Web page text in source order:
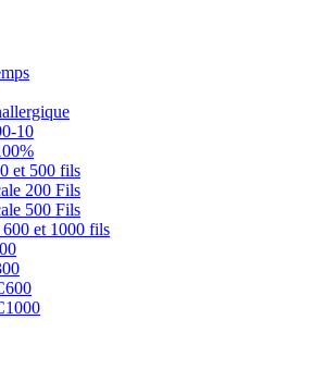
10
et 500 fils
200 Fils
500 Fils
et 1000 fils